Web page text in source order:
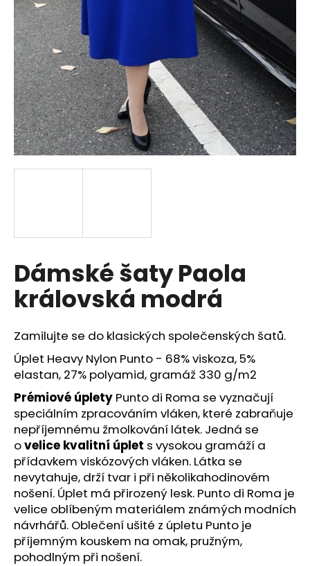
Dámské šaty Paola
královská modrá
Zamilujte se do klasických společenských šatů.
Úplet Heavy Nylon Punto - 68% viskoza, 5%
elastan, 27% polyamid, gramáž 330 g/m2
Prémiové úplety Punto di Roma se vyznačují
speciálním zpracováním vláken, které zabraňuje
nepříjemnému žmolkování látek. Jedná se
ovelice kvalitní úplet s vysokou gramáží a
přídavkem viskózových vláken. Látka se
nevytahuje, drží tvar i při několikahodinovém
nošení. Úplet má přirozený lesk. Punto di Roma je
velice oblíbeným materiálem známých modních
návrhářů. Oblečení ušité z úpletu Punto je
příjemným kouskem na omak, pružným,
pohodlným při nošení.
a
j
í
t
?
o
o
r
u
č
u
j
e
m
e
KRÁTKÁ
SATÉNOVÁ
SUKNĚ
ROSIE
2
490
Kč